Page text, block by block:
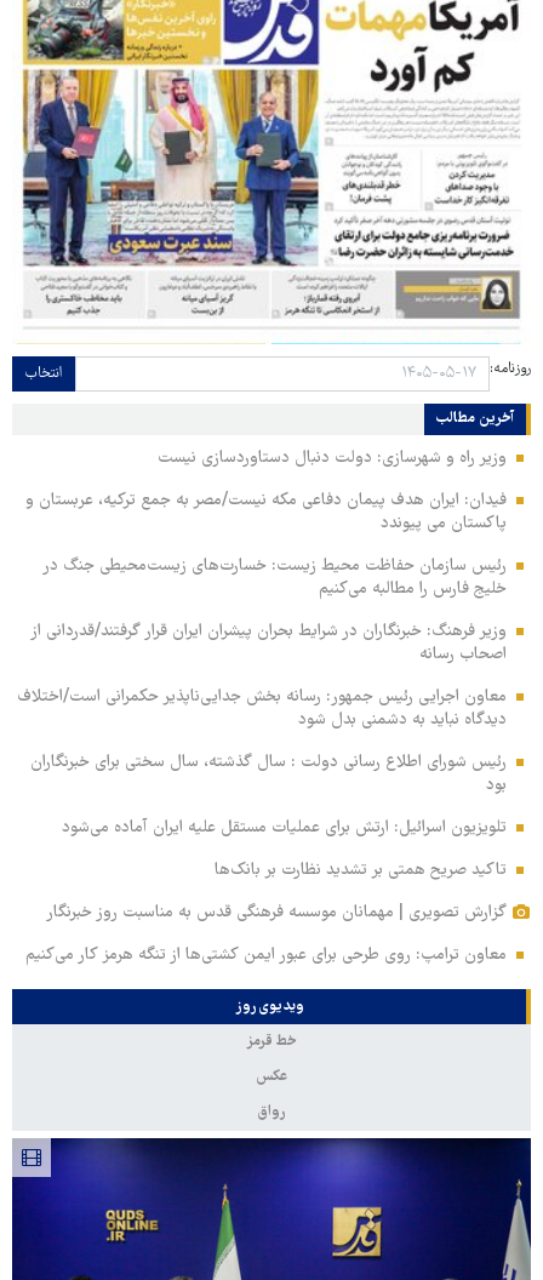
روزنامه: انتخاب
آخرین مطالب
وزیر راه و شهرسازی: دولت دنبال دستاوردسازی نیست
فیدان: ایران هدف پیمان دفاعی مکه نیست/مصر به جمع ترکیه، عربستان و
پاکستان می پیوندد
رئیس سازمان حفاظت محیط زیست: خسارت‌های زیست‌محیطی جنگ در
خلیج فارس را مطالبه‌ می‌کنیم
وزیر فرهنگ: خبرنگاران در شرایط بحران پیشران ایران قرار گرفتند/قدردانی از
اصحاب رسانه
معاون اجرایی رئیس جمهور: رسانه بخش جدایی‌ناپذیر حکمرانی است/اختلاف
دیدگاه نباید به دشمنی بدل شود
رئیس شورای اطلاع رسانی دولت : سال گذشته، سال سختی برای خبرنگاران
بود
تلویزیون اسرائیل: ارتش برای عملیات مستقل علیه ایران آماده می‌شود
تاکید صریح همتی بر تشدید نظارت بر بانک‌ها
گزارش تصویری | مهمانان موسسه فرهنگی قدس به مناسبت روز خبرنگار
معاون ترامپ: روی طرحی برای عبور ایمن کشتی‌ها از تنگه هرمز کار می‌کنیم
ویدیوی روز
خط قرمز
عکس
رواق